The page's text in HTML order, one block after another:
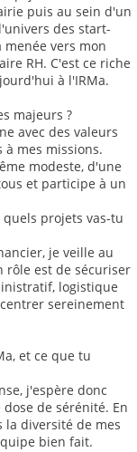
puis au sein d'un
des start-
menée vers mon
RH. C'est ce riche
à l'IRMa.
majeurs ?
avec des valeurs
à mes missions.
modeste, d'une
et participe à un
projets vas-tu
je veille au
rôle est de sécuriser
logistique
sereinement
et ce que tu
j'espère donc
de sérénité. En
la diversité de mes
bien fait.